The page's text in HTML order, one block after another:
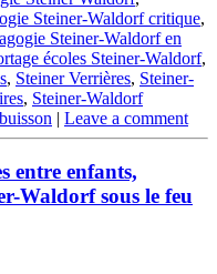
Steiner-Waldorf critique,
Steiner-Waldorf en
écoles Steiner-Waldorf,
, Steiner Verrières, Steiner-
, Steiner-Waldorf
| Leave a comment
entre enfants,
Waldorf sous le feu